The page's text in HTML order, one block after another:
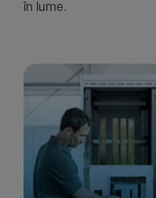
în lume.